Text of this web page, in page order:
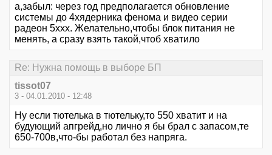
а,забыл: через год предполагается обновление
системы до 4хядерника фенома и видео серии
радеон 5xxx. Желательно,чтобы блок питания не
менять, а сразу взять такой,чтоб хватило
Re: Нужна помощь в выборе БП
tissot07
3 - 04.01.2010 - 12:48
Ну если тютелька в тютельку,то 550 хватит и на
будующий апгрейд,но лично я бы брал с запасом,те
650-700в,что-бы работал без напряга.